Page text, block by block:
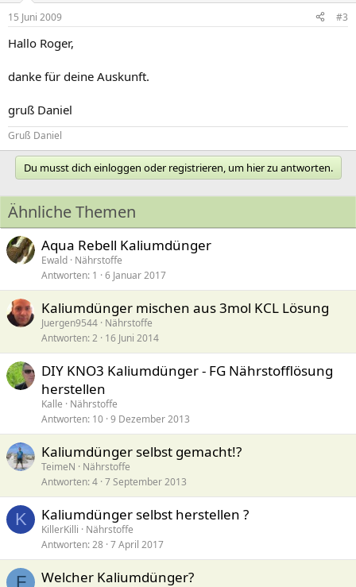
15 Juni 2009 #3
Hallo Roger,
danke für deine Auskunft.
gruß Daniel
Gruß Daniel
Du musst dich einloggen oder registrieren, um hier zu antworten.
Ähnliche Themen
Aqua Rebell Kaliumdünger
Ewald Nährstoffe
Antworten 1 6 Januar 2017
Kaliumdünger mischen aus 3mol KCL Lösung
Juergen9544 Nährstoffe
Antworten 2 16 Juni 2014
DIY KNO3 Kaliumdünger - FG Nährstofflösung
herstellen
Kalle
Nährstoffe
Antworten 10 9 Dezember 2013
Kaliumdünger selbst gemacht!?
TeimeN
Nährstoffe
Antworten 4 7 September 2013
K Kaliumdünger selbst herstellen ?
KillerKilli
Nährstoffe
Antworten 28 7 April 2017
F Welcher Kaliumdünger?